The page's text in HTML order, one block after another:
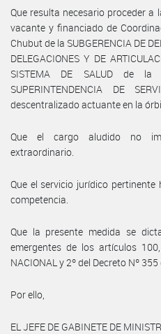
Que resulta necesario proceder
vacante y financiado de
Chubut de la SUBGERENCIA DE
DELEGACIONES Y DE
SISTEMA DE SALUD de la
SUPERINTENDENCIA DE
descentralizado actuante en la
Que el cargo aludido no
extraordinario.
Que el servicio jurídico
competencia.
Que la presente medida se
emergentes de los artículos
NACIONAL y 2º del Decreto Nº
Por ello,
EL JEFE DE GABINETE DE